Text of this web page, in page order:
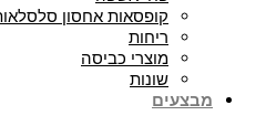
קופסאות אחסון סלסלאות
ריחות
מוצרי כביסה
שונות
מבצעים